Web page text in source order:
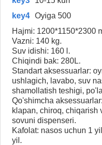
key4 Oyiga 500
Hajmi: 1200*1150*2300
Vazni: 140 kg.
Suv idishi: 160 l.
Chiqindi bak: 280L.
Standart aksessuarlar:
ushlagich, lavabo, suv
shamollatish teshigi,
Qo'shimcha
klapan, chiroq, chiqarish
sovuni dispenseri.
Kafolat: nasos uchun 1
yil.